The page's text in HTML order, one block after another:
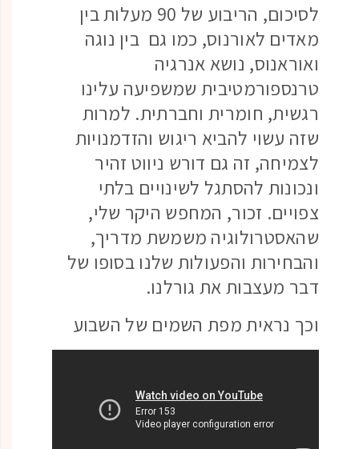
לסיכום, הריבוע של 90 מעלות בין
מאדים לאורנוס, כמו גם בין נוגה
ואוראנוס, נושא אנרגיה
טרנספורמטיבית שמשפיעה עלינו
רגשית, חומרית וחברתית. למרות
שזה עשוי להביא ריגוש והזדמנויות
לצמיחה, זה גם דורש ניווט זהיר
ונכונות להסתגל לשינויים בלתי
צפויים. זכור, המחפש היקר שלי,
שהאסטרולוגיה משמשת מדריך,
והבחירות והפעולות שלנו בסופו של
דבר מעצבות את גורלנו.
וכך נראית מפת השמים של השבוע